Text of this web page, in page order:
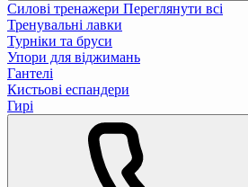
Силові тренажери Переглянути всі
Тренувальні лавки
Турніки та бруси
Упори для віджимань
Гантелі
Кистьові еспандери
Гирі